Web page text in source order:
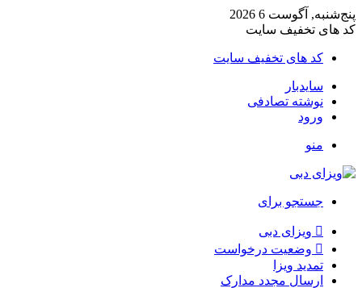
آگوست 6 2026
های تخفیف سایت
کد های تخفیف سایت
سایدبار
نوشته تصادفی
ورود
منو
جستجو برای
ویزای دبی
وضعیت درخواست
تمدید ویزا
ارسال مجدد مدارک